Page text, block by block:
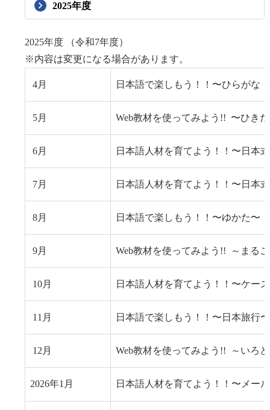
2025年度
2025年度 （令和7年度）
※内容は変更になる場合があります。
4月 日本語で楽しもう！！〜ひらがな
5月 Web教材を使ってみよう!! 〜ひき
6月 日本語人材を育てよう！！〜日本
7月 日本語人材を育てよう！！〜日本
8月 日本語で楽しもう！！〜ゆかた〜
9月 Web教材を使ってみよう!! ～まる
10月 日本語人材を育てよう！！〜ケー
11月 日本語で楽しもう！！〜日本旅行〜
12月 Web教材を使ってみよう!! ～いろ
2026年1月 日本語人材を育てよう！！〜メー